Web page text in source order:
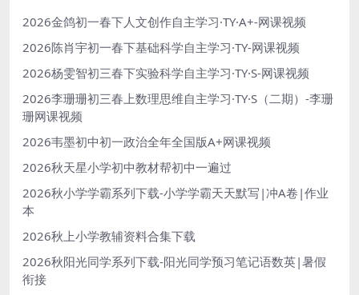
2026金鸽初一春下人文创作自主学习·TY·A+-网课视频
2026陈肖宇初一春下基础科学自主学习·TY-网课视频
2026杨雯智初三春下实验科学自主学习·TY·S-网课视频
2026李珊珊初三春上数理思维自主学习·TY·S（二期）-李珊
珊网课视频
2026韦墨初中初一政治全年全国版A+网课视频
2026秋天星小学初中教材帮初中一遍过
2026秋小学学霸系列下载-小学学霸天天默写|冲A卷|作业
本
2026秋上小学教辅资料合集下载
2026秋阳光同学系列下载-阳光同学预习笔记语数英|暑假
衔接